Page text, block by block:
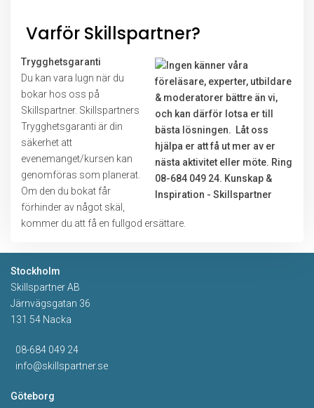
Varför Skillspartner?
Trygghetsgaranti
Du kan vara lugn när du
bokar hos oss på
Skillspartner. Skillspartners
Trygghetsgaranti är din
säkerhet att
evenemanget/kursen kan
genomföras som planerat.
Om den du bokat får
förhinder av något skäl,
kommer du att få en fullgod ersättare.
Stockholm
Skillspartner AB
Järnvägsgatan 36
131 54 Nacka
08-684 049 24
info@skillspartner.se
Göteborg